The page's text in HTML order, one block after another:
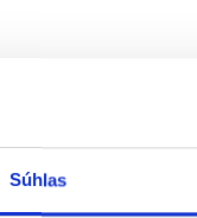
Súhlas